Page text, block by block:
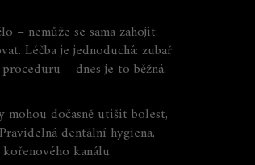
– nemůže se sama zahojit.
Léčba je jednoduchá: zubař
– dnes je to běžná,
dočasně utišit bolest,
dentální hygiena,
kanálu.